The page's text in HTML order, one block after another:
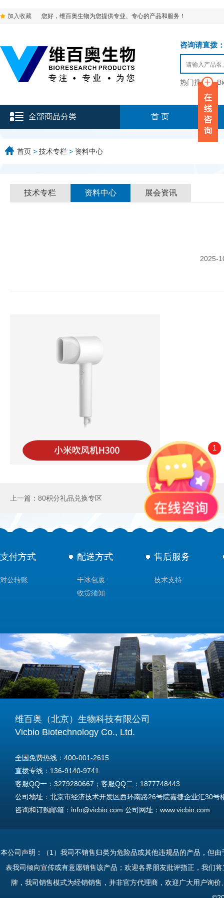
加入收藏 您好，维百奥生物为您提供专业、专心的产品和服务！
咨询请直拨
热门搜索：
全部商品分类 首 页
首页 > 技术专栏 > 资料中心
技术专栏 资料中心 展会资讯
2025-
上一篇：80积分礼品兑换专区
支付方式
对公转账
配送方式
干冰包裹
收货须知
售后服务
技术支持
维百奥（北京）生物科技有限公司
Vicbio Biotechnology Co., Ltd.
全国免费热线：400-001-2615
直拨专线：136-9140-9741
客服QQ一：3279280667；客服QQ二：1877748443
公司地址：北京市经济技术开发区西环南路26号院嘉捷企业汇30号
咨询和订购邮箱：info@vicbio.com 公司网址：www.vicbio.com
Tel: +86-13691409741
Address: Room 603, Floor 6, Building 30A, No.26, Xihuannan
本公司声明：（1）我司不销售归类为危险品或其他违规品的产品，但
表我司倾向宣传或有意愿销售该产品；欢迎各界朋友批评指正，我们
牌，我司销售模式为经销销售，并非官方代理商，欢迎广大用户询
1